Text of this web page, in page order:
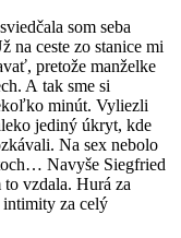
som seba
na ceste zo stanice mi
pretože manželke
A tak sme si
minút. Vyliezli
jediný úkryt, kde
Na sex nebolo
Navyše Siegfried
vzdala. Hurá za
za celý